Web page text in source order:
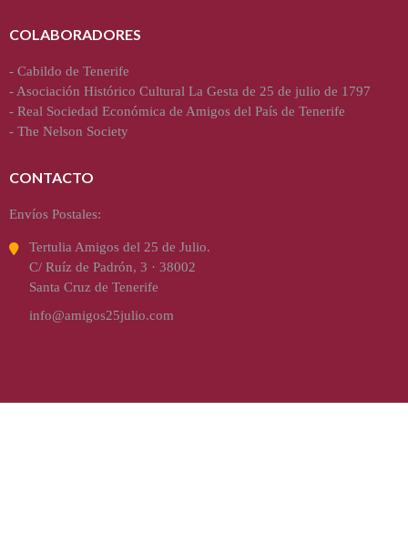
COLABORADORES
- Cabildo de Tenerife
-Asociación Histórico Cultural La Gesta de 25 de julio de 1797
- Real Sociedad Económica de Amigos del País de Tenerife
- The Nelson Society
CONTACTO
Envíos Postales:
Tertulia Amigos del 25 de Julio.
C/ Ruíz de Padrón, 3 · 38002
Santa Cruz de Tenerife
info@amigos25julio.com